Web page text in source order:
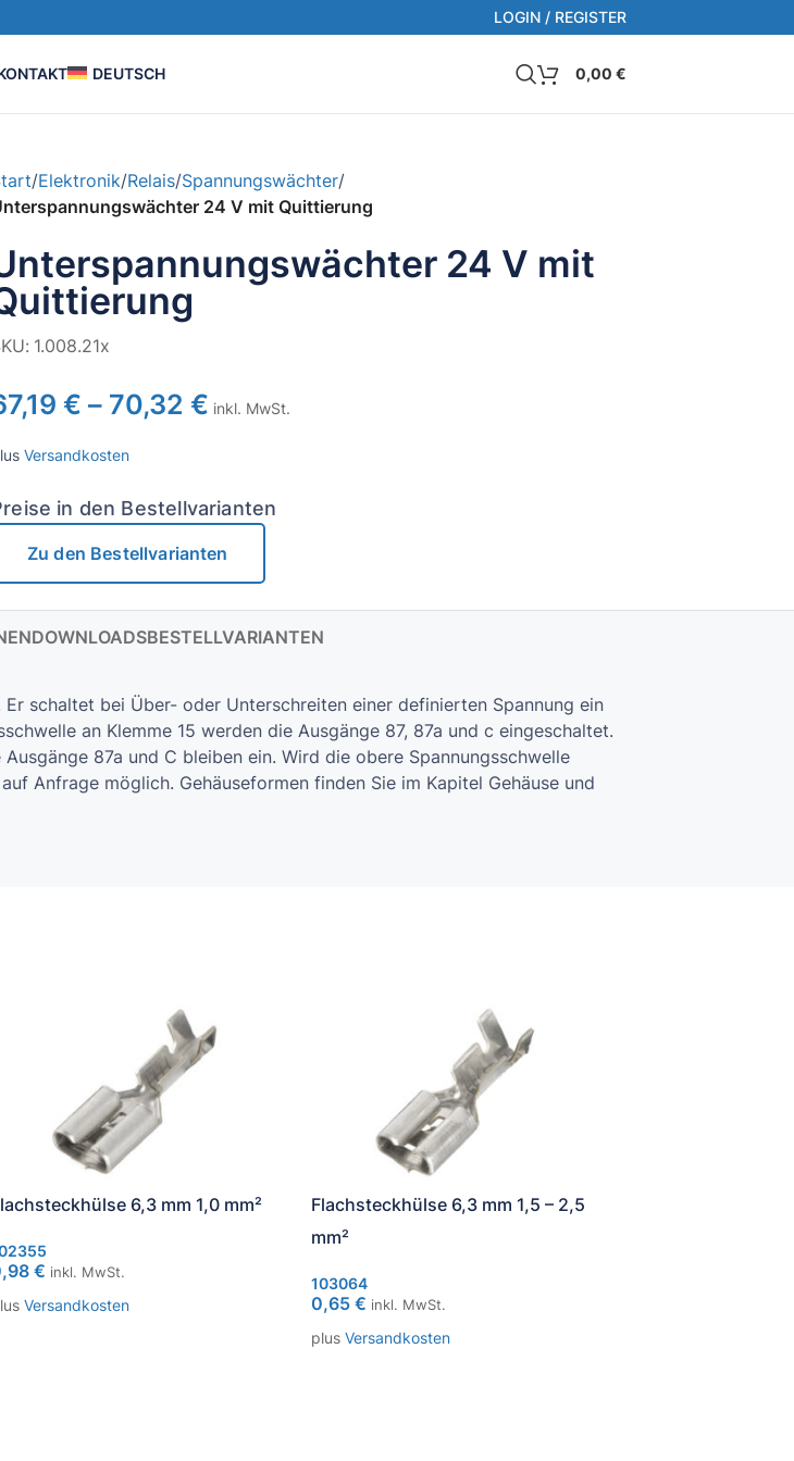
LOGIN / REGISTER
DEUTSCH 0,00 €
/Elektronik/Relais/Spannungswächter/
24 V mit Quittierung
24 V mit
1.008.21x
€ – 70,32 € inkl. MwSt.
Versandkosten
in den Bestellvarianten
Zu den Bestellvarianten
DOWNLOADSBESTELLVARIANTEN
schaltet bei Über- oder Unterschreiten einer definierten Spannung ein
an Klemme 15 werden die Ausgänge 87, 87a und c eingeschaltet.
87a und C bleiben ein. Wird die obere Spannungsschwelle
Anfrage möglich. Gehäuseformen finden Sie im Kapitel Gehäuse und
6,3 mm 1,0 mm²
€ inkl. MwSt.
Versandkosten
Flachsteckhülse 6,3 mm 1,5 – 2,5
mm²
103064
0,65 € inkl. MwSt.
plus Versandkosten